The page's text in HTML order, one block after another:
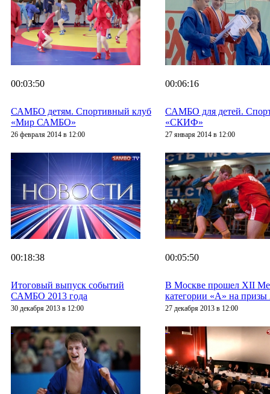
00:03:50
САМБО детям. Спортивный клуб
«Мир САМБО»
26 февраля 2014 в 12:00
00:06:16
САМБО для детей.
«СКИФ»
27 января 2014 в 12:00
00:18:38
Итоговый выпуск событий
САМБО 2013 года
30 декабря 2013 в 12:00
00:05:50
В Москве прошел XII
категории «А» на
27 декабря 2013 в 12:00